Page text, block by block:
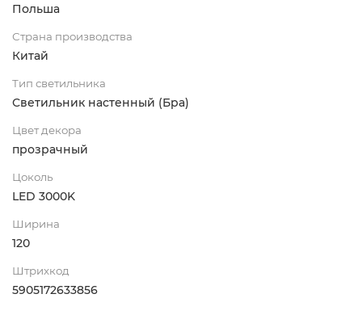
Польша
Страна производства
Китай
Тип светильника
Светильник настенный (Бра)
Цвет декора
прозрачный
Цоколь
LED 3000K
Ширина
120
Штрихкод
5905172633856